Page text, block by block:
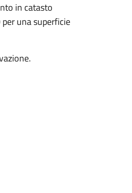
in catasto
una superficie